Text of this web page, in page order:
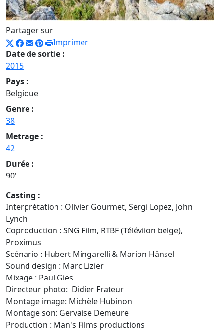
Partager sur
Imprimer
Date de sortie :
2015
Pays :
Belgique
Genre :
38
Metrage :
42
Durée :
90'
Casting :
Interprétation : Olivier Gourmet, Sergi Lopez, John
Lynch
Coproduction : SNG Film, RTBF (Téléviion belge),
Proximus
Scénario : Hubert Mingarelli & Marion Hänsel
Sound design : Marc Lizier
Mixage : Paul Gies
Directeur photo: Didier Frateur
Montage image: Michèle Hubinon
Montage son: Gervaise Demeure
Production : Man's Films productions